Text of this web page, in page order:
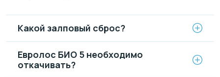
Какой залповый сброс?
Евролос БИО 5 необходимо
откачивать?